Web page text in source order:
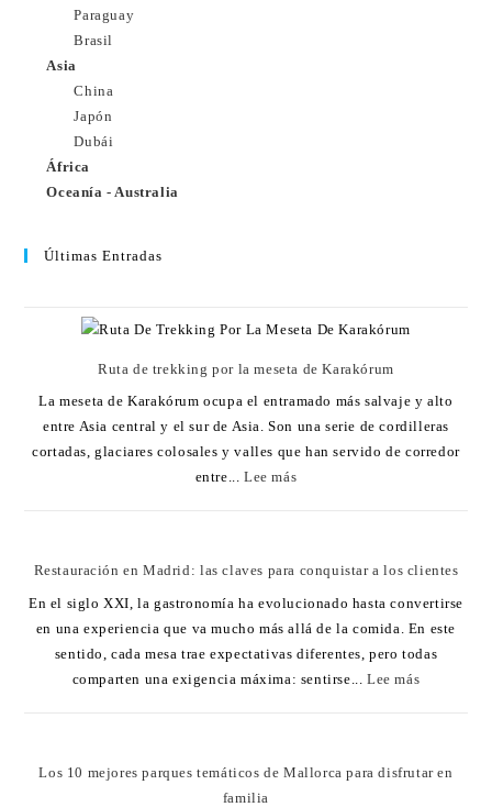
Paraguay
Brasil
Asia
China
Japón
Dubái
África
Oceanía - Australia
Últimas Entradas
Ruta de trekking por la meseta de Karakórum
La meseta de Karakórum ocupa el entramado más salvaje y alto
entre Asia central y el sur de Asia. Son una serie de cordilleras
cortadas, glaciares colosales y valles que han servido de corredor
entre...Lee más
Restauración en Madrid: las claves para conquistar a los clientes
En el siglo XXI, la gastronomía ha evolucionado hasta convertirse
en una experiencia que va mucho más allá de la comida. En este
sentido, cada mesa trae expectativas diferentes, pero todas
comparten una exigencia máxima: sentirse...Lee más
Los 10 mejores parques temáticos de Mallorca para disfrutar en
familia